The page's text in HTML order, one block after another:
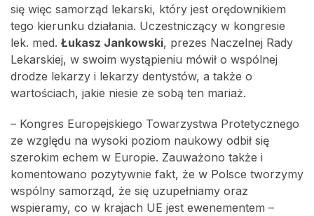
się więc samorząd lekarski, który jest orędownikiem
tego kierunku działania. Uczestniczący w kongresie
lek. med. Łukasz Jankowski, prezes Naczelnej Rady
Lekarskiej, w swoim wystąpieniu mówił o wspólnej
drodze lekarzy i lekarzy dentystów, a także o
wartościach, jakie niesie ze sobą ten mariaż.
– Kongres Europejskiego Towarzystwa Protetycznego
ze względu na wysoki poziom naukowy odbił się
szerokim echem w Europie. Zauważono także i
komentowano pozytywnie fakt, że w Polsce tworzymy
wspólny samorząd, że się uzupełniamy oraz
wspieramy, co w krajach UE jest ewenementem –